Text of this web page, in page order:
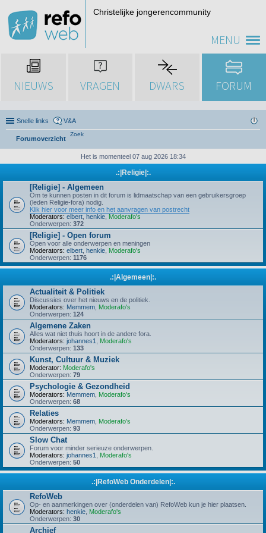
MENU
Christelijke jongerencommunity
NIEUWS VRAGEN DWARS FORUM
Snelle links V&A
Forumoverzicht
Zoek
Het is momenteel 07 aug 2026 18:34
.:|Religie|:.
[Religie] - Algemeen
Om te kunnen posten in dit forum is lidmaatschap van een gebruikersgroep
(leden Religie-fora) nodig.
Klik hier voor meer info en het aanvragen van postrecht
Moderators: elbert henkie Moderafo's
Onderwerpen: 372
[Religie] - Open forum
Open voor alle onderwerpen en meningen
Moderators: elbert henkie Moderafo's
Onderwerpen: 1176
.:|Algemeen|:.
Actualiteit & Politiek
Discussies over het nieuws en de politiek.
Moderators: Memmem Moderafo's
Onderwerpen: 124
Algemene Zaken
Alles wat niet thuis hoort in de andere fora.
Moderators: johannes1
Moderafo's
Onderwerpen: 133
Kunst, Cultuur & Muziek
Moderator: Moderafo's
Onderwerpen: 79
Psychologie & Gezondheid
Moderators: Memmem Moderafo's
Onderwerpen: 68
Relaties
Moderators: Memmem Moderafo's
Onderwerpen: 93
Slow Chat
Forum voor minder serieuze onderwerpen.
Moderators: johannes1
Moderafo's
Onderwerpen: 50
.:|RefoWeb Onderdelen|:.
RefoWeb
Op- en aanmerkingen over (onderdelen van) RefoWeb kun je hier plaatsen.
Moderators: henkie Moderafo's
Onderwerpen: 30
Archief